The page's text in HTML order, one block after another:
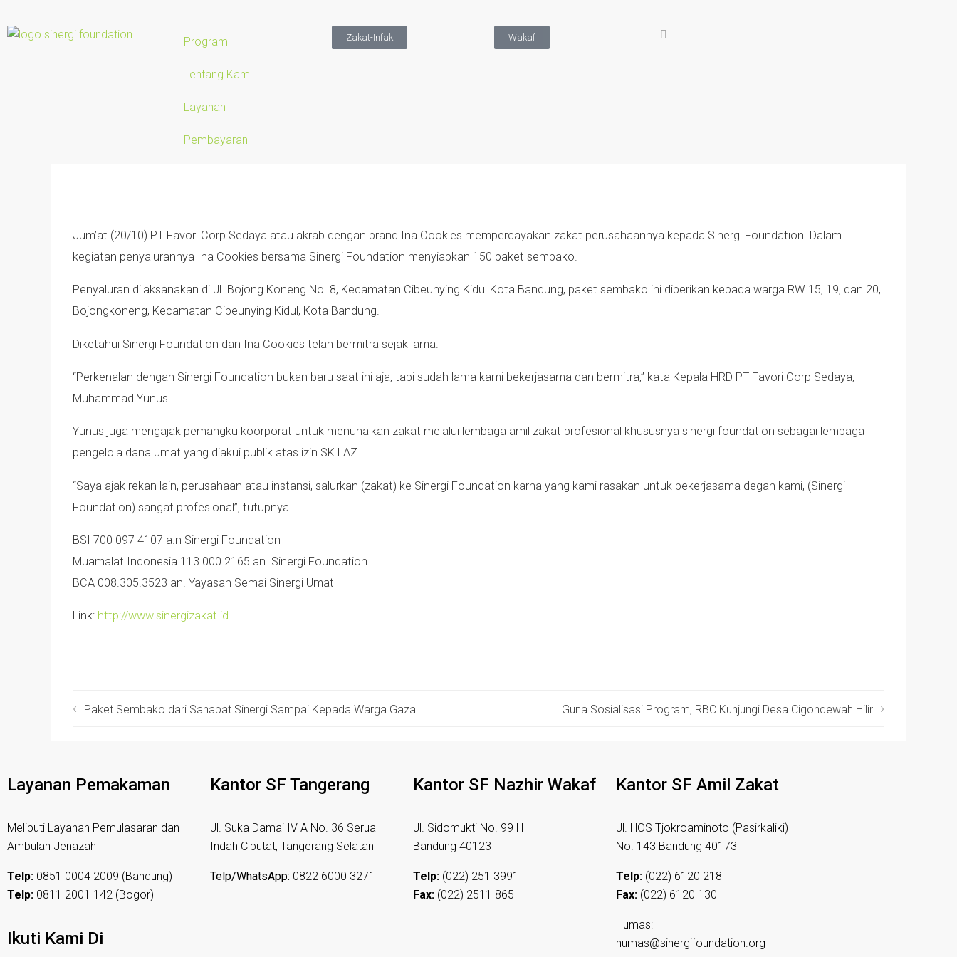
Program
Tentang Kami
Layanan
Pembayaran
Zakat-Infak Wakaf
Jum’at (20/10) PT Favori Corp Sedaya atau akrab dengan brand Ina Cookies mempercayakan zakat perusahaannya kepada Sinergi Foundation. Dalam
kegiatan penyalurannya Ina Cookies bersama Sinergi Foundation menyiapkan 150 paket sembako.
Penyaluran dilaksanakan di Jl. Bojong Koneng No. 8, Kecamatan Cibeunying Kidul Kota Bandung, paket sembako ini diberikan kepada warga RW 15, 19, dan 20,
Bojongkoneng, Kecamatan Cibeunying Kidul, Kota Bandung.
Diketahui Sinergi Foundation dan Ina Cookies telah bermitra sejak lama.
“Perkenalan dengan Sinergi Foundation bukan baru saat ini aja, tapi sudah lama kami bekerjasama dan bermitra,” kata Kepala HRD PT Favori Corp Sedaya,
Muhammad Yunus.
Yunus juga mengajak pemangku koorporat untuk menunaikan zakat melalui lembaga amil zakat profesional khususnya sinergi foundation sebagai lembaga
pengelola dana umat yang diakui publik atas izin SK LAZ.
“Saya ajak rekan lain, perusahaan atau instansi, salurkan (zakat) ke Sinergi Foundation karna yang kami rasakan untuk bekerjasama degan kami, (Sinergi
Foundation) sangat profesional”, tutupnya.
BSI 700 097 4107 a.n Sinergi Foundation
Muamalat Indonesia 113.000.2165 an. Sinergi Foundation
BCA 008.305.3523 an. Yayasan Semai Sinergi Umat
Link: http://www.sinergizakat.id
Paket Sembako dari Sahabat Sinergi Sampai Kepada Warga Gaza Guna Sosialisasi Program, RBC Kunjungi Desa Cigondewah Hilir
Layanan Pemakaman
Meliputi Layanan Pemulasaran dan
Ambulan Jenazah
Telp: 0851 0004 2009 (Bandung)
Telp: 0811 2001 142 (Bogor)
Ikuti Kami Di
Kantor SF Tangerang
Jl. Suka Damai IV A No. 36 Serua
Indah Ciputat, Tangerang Selatan
Telp/WhatsApp: 0822 6000 3271
Kantor SF Nazhir Wakaf
Jl. Sidomukti No. 99 H
Bandung 40123
Telp: (022) 251 3991
Fax: (022) 2511 865
Kantor SF Amil Zakat
Jl. HOS Tjokroaminoto (Pasirkaliki)
No. 143 Bandung 40173
Telp: (022) 6120 218
Fax: (022) 6120 130
Humas:
humas@sinergifoundation.org